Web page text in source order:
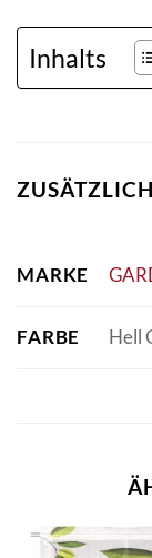
Inhalts
MARKE
FARBE Hell